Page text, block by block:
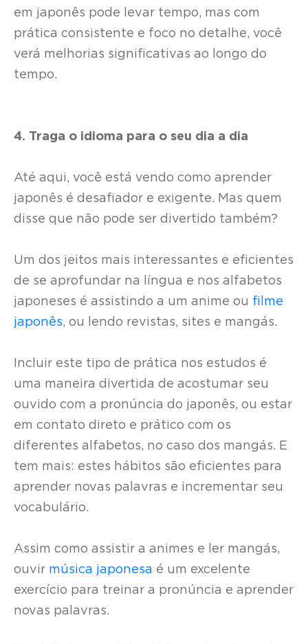
em japonês pode levar tempo, mas com
prática consistente e foco no detalhe, você
verá melhorias significativas ao longo do
tempo.
4. Traga o idioma para o seu dia a dia
Até aqui, você está vendo como aprender
japonês é desafiador e exigente. Mas quem
disse que não pode ser divertido também?
Um dos jeitos mais interessantes e eficientes
de se aprofundar na língua e nos alfabetos
japoneses é assistindo a um anime ou filme
japonês, ou lendo revistas, sites e mangás.
Incluir este tipo de prática nos estudos é
uma maneira divertida de acostumar seu
ouvido com a pronúncia do japonês, ou estar
em contato direto e prático com os
diferentes alfabetos, no caso dos mangás. E
tem mais: estes hábitos são eficientes para
aprender novas palavras e incrementar seu
vocabulário.
Assim como assistir a animes e ler mangás,
ouvir música japonesa é um excelente
exercício para treinar a pronúncia e aprender
novas palavras.